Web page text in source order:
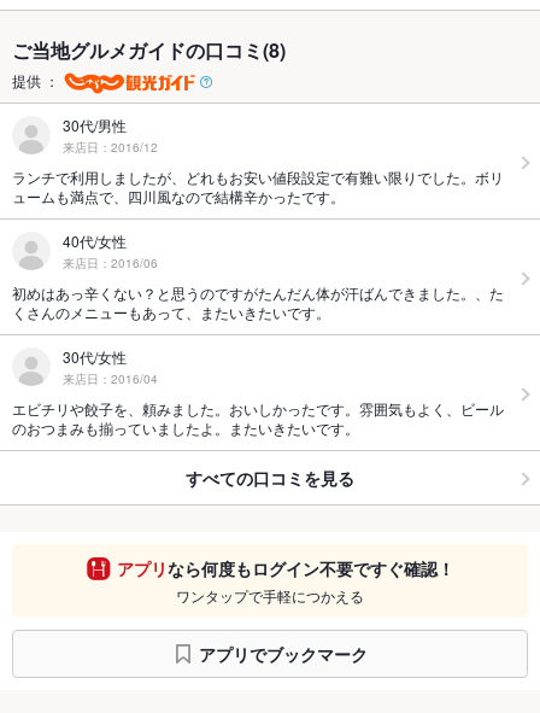
ご当地グルメガイドの口コミ(8)
提供 ：
30代/男性
来店日：2016/12
ランチで利用しましたが、どれもお安い値段設定で有難い限りでした。ボリ
ュームも満点で、四川風なので結構辛かったです。
40代/女性
来店日：2016/06
初めはあっ辛くない？と思うのですがたんだん体が汗ばんできました。、た
くさんのメニューもあって、またいきたいです。
30代/女性
来店日：2016/04
エビチリや餃子を、頼みました。おいしかったです。雰囲気もよく、ビール
のおつまみも揃っていましたよ。またいきたいです。
すべての口コミを見る
アプリなら何度もログイン不要ですぐ確認！
ワンタップで手軽につかえる
アプリでブックマーク